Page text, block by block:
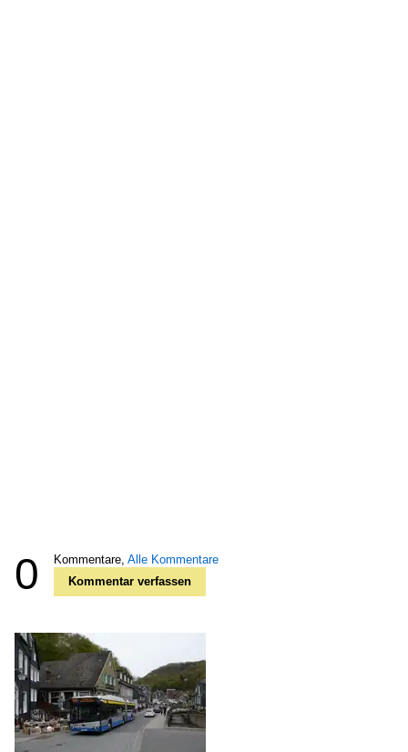
0 Kommentare, Alle Kommentare
Kommentar verfassen